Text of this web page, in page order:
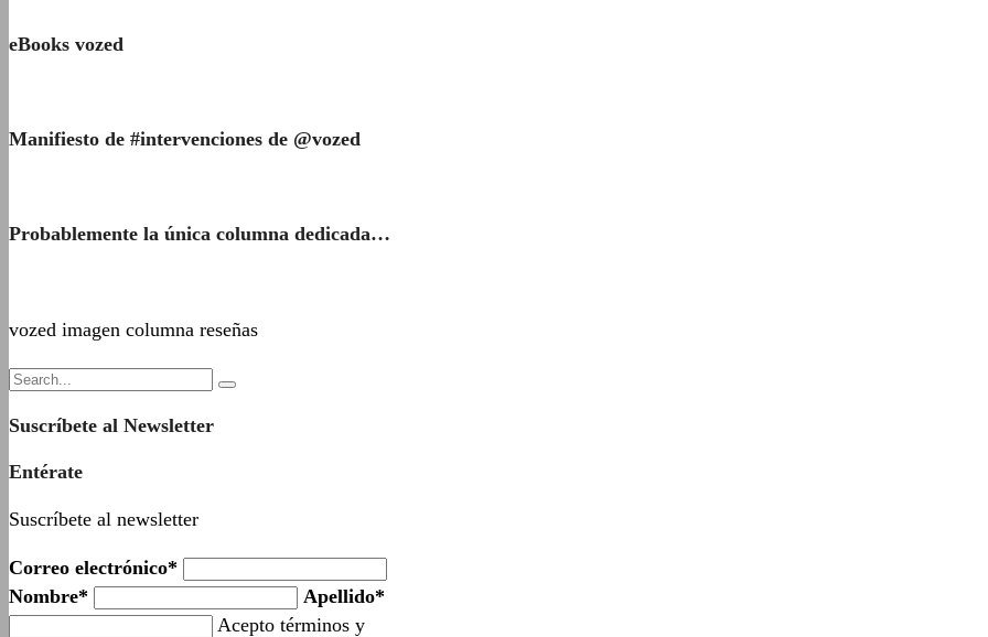
eBooks vozed
Manifiesto de #intervenciones de @vozed
Probablemente la única columna dedicada…
vozed imagen columna reseñas
Suscríbete al Newsletter
Entérate
Suscríbete al newsletter
Correo electrónico*
Nombre*
Apellido*
Acepto términos y